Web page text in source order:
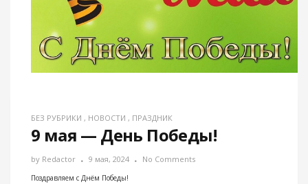
БЕЗ РУБРИКИ , НОВОСТИ , ПРАЗДНИК
9 мая — День Победы!
by Redactor 9 мая, 2024 No Comments
Поздравляем с Днём Победы!